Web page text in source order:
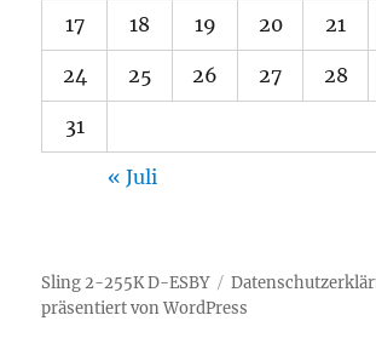
17 18 19 20 21
24 25 26 27 28
31
« Juli
Sling 2-255K D-ESBY
präsentiert von WordPress